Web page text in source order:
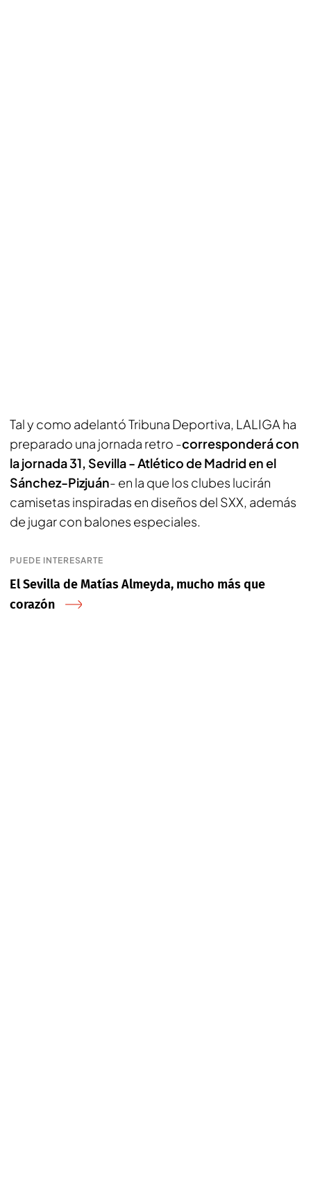
Tal y como adelantóTribuna Deportiva, LALIGA ha
preparado una jornada retro -corresponderá con
la jornada 31, Sevilla - Atlético de Madrid en el
Sánchez-Pizjuán- en la que los clubes lucirán
camisetas inspiradas en diseños del SXX, además
de jugar con balones especiales.
PUEDE INTERESARTE
El Sevilla de Matías Almeyda, mucho más que
corazón